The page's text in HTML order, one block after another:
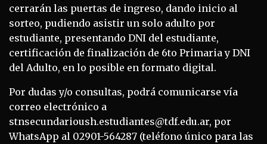
cerrarán las puertas de ingreso, dando inicio al
sorteo, pudiendo asistir un solo adulto por
estudiante, presentando DNI del estudiante,
certificación de finalización de 6to Primaria y DNI
del Adulto, en lo posible en formato digital.
Por dudas y/o consultas, podrá comunicarse vía
correo electrónico a
stnsecundarioush.estudiantes@tdf.edu.ar, por
WhatsApp al 02901-564287 (teléfono único para las